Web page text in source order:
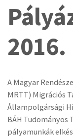
2016.
A Magyar
MRTT) Migrációs
Állampolgársági
BÁH Tudományos
pályamunkák